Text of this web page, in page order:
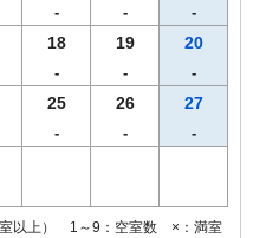
。詳しくはサファリパークの
タイトル／1日1，000
- - -
18
-
19
-
20
-
25
-
26
-
27
-
室以上） 1～9：空室数 ×：満室